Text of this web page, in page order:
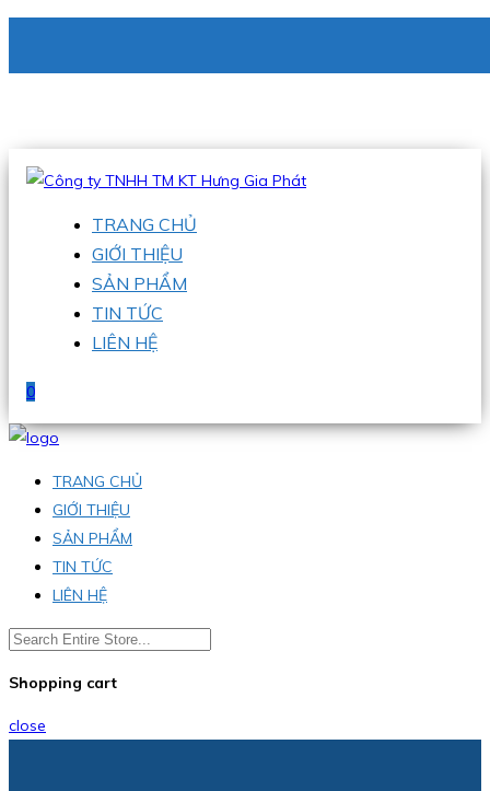
Hotline:0938 336 079
TRANG CHỦ
GIỚI THIỆU
SẢN PHẨM
TIN TỨC
LIÊN HỆ
0
TRANG CHỦ
GIỚI THIỆU
SẢN PHẨM
TIN TỨC
LIÊN HỆ
Shopping cart
close